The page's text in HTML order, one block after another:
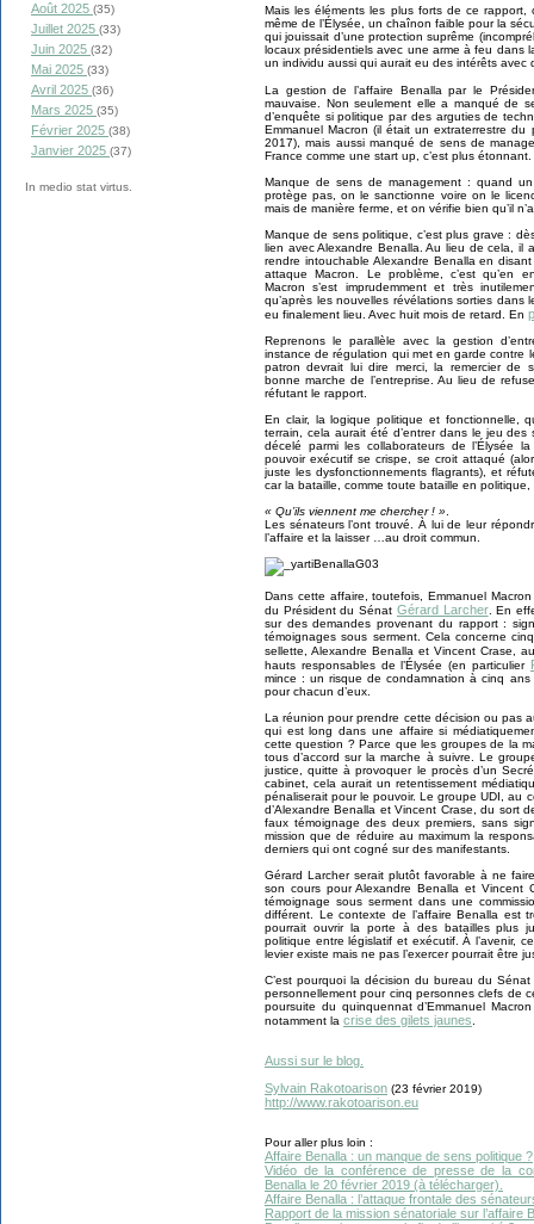
Août 2025 (35)
Juillet 2025 (33)
Juin 2025 (32)
Mai 2025 (33)
Avril 2025 (36)
Mars 2025 (35)
Février 2025 (38)
Janvier 2025 (37)
In medio stat virtus.
Mais les éléments les plus forts de ce
même de l’Élysée, un chaînon faible pour la
qui jouissait d’une protection suprême
locaux présidentiels avec une arme à feu dans
un individu aussi qui aurait eu des intérêts avec
La gestion de l’affaire Benalla par le
mauvaise. Non seulement elle a manqué de
d’enquête si politique par des arguties de
Emmanuel Macron (il était un extraterrestre du
2017), mais aussi manqué de sens de
France comme une start up, c’est plus étonnant.
Manque de sens de management : quand
protège pas, on le sanctionne voire on le
mais de manière ferme, et on vérifie bien qu’il
Manque de sens politique, c’est plus grave :
lien avec Alexandre Benalla. Au lieu de cela, il
rendre intouchable Alexandre Benalla en
attaque Macron. Le problème, c’est qu’en
Macron s’est imprudemment et très
qu’après les nouvelles révélations sorties
eu finalement lieu. Avec huit mois de retard. En
Reprenons le parallèle avec la gestion
instance de régulation qui met en garde contre
patron devrait lui dire merci, la remercier de
bonne marche de l’entreprise. Au lieu de
réfutant le rapport.
En clair, la logique politique et fonctionnelle,
terrain, cela aurait été d’entrer dans le jeu des
décelé parmi les collaborateurs de l’Élysée
pouvoir exécutif se crispe, se croit attaqué
juste les dysfonctionnements flagrants), et
car la bataille, comme toute bataille en
« Qu’ils viennent me chercher ! »
Les sénateurs l’ont trouvé. À lui de leur
l’affaire et la laisser …au droit commun.
Dans cette affaire, toutefois, Emmanuel
du Président du Sénat Gérard Larcher. En
sur des demandes provenant du rapport :
témoignages sous serment. Cela concerne
sellette, Alexandre Benalla et Vincent Crase,
hauts responsables de l’Élysée (en particulier
mince : un risque de condamnation à cinq ans
pour chacun d’eux.
La réunion pour prendre cette décision ou pas
qui est long dans une affaire si
cette question ? Parce que les groupes de la
tous d’accord sur la marche à suivre. Le
justice, quitte à provoquer le procès d’un
cabinet, cela aurait un retentissement
pénaliserait pour le pouvoir. Le groupe UDI, au
d’Alexandre Benalla et Vincent Crase, du sort
faux témoignage des deux premiers, sans
mission que de réduire au maximum la
derniers qui ont cogné sur des manifestants.
Gérard Larcher serait plutôt favorable à ne
son cours pour Alexandre Benalla et
témoignage sous serment dans une
différent. Le contexte de l’affaire Benalla est
pourrait ouvrir la porte à des batailles plus
politique entre législatif et exécutif. À l’avenir,
levier existe mais ne pas l’exercer pourrait être
C’est pourquoi la décision du bureau du
personnellement pour cinq personnes clefs de
poursuite du quinquennat d’Emmanuel
notamment la crise des gilets jaunes
Aussi sur le blog.
Sylvain Rakotoarison (23 février 2019)
http://www.rakotoarison.eu
Pour aller plus loin :
Affaire Benalla : un manque de sens politique ?
Vidéo de la conférence de presse de la
Benalla le 20 février 2019 (à télécharger).
Affaire Benalla : l’attaque frontale des
Rapport de la mission sénatoriale sur l’affaire